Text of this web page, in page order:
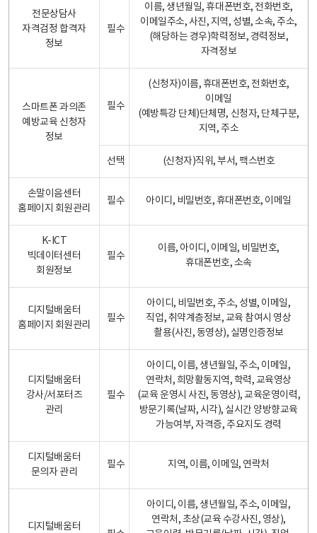
전문상담사
자격검정 합격자
정보
필수
이름, 생년월일, 휴대폰번호, 전화번호,
이메일주소, 사진, 지역, 성별, 소속, 주소,
(해당하는 경우)학력정보, 경력정보,
자격정보
스마트폰 과의존
예방교육 신청자
정보
필수
(신청자)이름, 휴대폰번호, 전화번호,
이메일
(예방특강 단체)단체명, 신청자, 단체구분,
지역, 주소
선택 (신청자)직위, 부서, 팩스번호
손말이음센터
홈페이지 회원관리
필수 아이디, 비밀번호, 휴대폰번호, 이메일
K-ICT
빅데이터센터
회원정보
필수
이름, 아이디, 이메일, 비밀번호,
휴대폰번호, 소속
디지털배움터
홈페이지 회원관리
필수
아이디, 비밀번호, 주소, 성별, 이메일,
직업, 취약계층정보, 교육 참여시 영상
촬용(사진, 동영상), 실명인증정보
디지털배움터
강사/서포터즈
관리
필수
아이디, 이름, 생년월일, 주소, 이메일,
연락처, 희망활동지역, 학력, 교육영상
(교육 운영시 사진, 동영상), 교육운영이력,
방문기록(날짜, 시각), 실시간 양방향교육
가능여부, 자격증, 주요지도 경력
디지털배움터
문의자 관리
필수 지역, 이름, 이메일, 연락처
디지털배움터
아이디, 이름, 생년월일, 주소, 이메일,
연락처, 초상(교육 수강사진, 영상),